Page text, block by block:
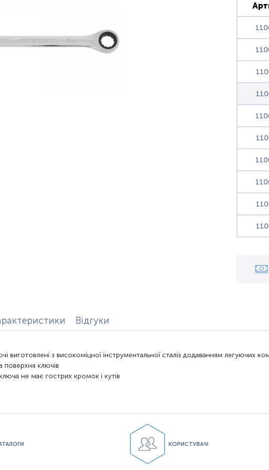
Відгуки
виготовлені з високоміцної інструментальної сталіз додаванням легуючих
поверхня ключів
ключа не має гострих кромок і кутів
КОРИСТУВАЧІ